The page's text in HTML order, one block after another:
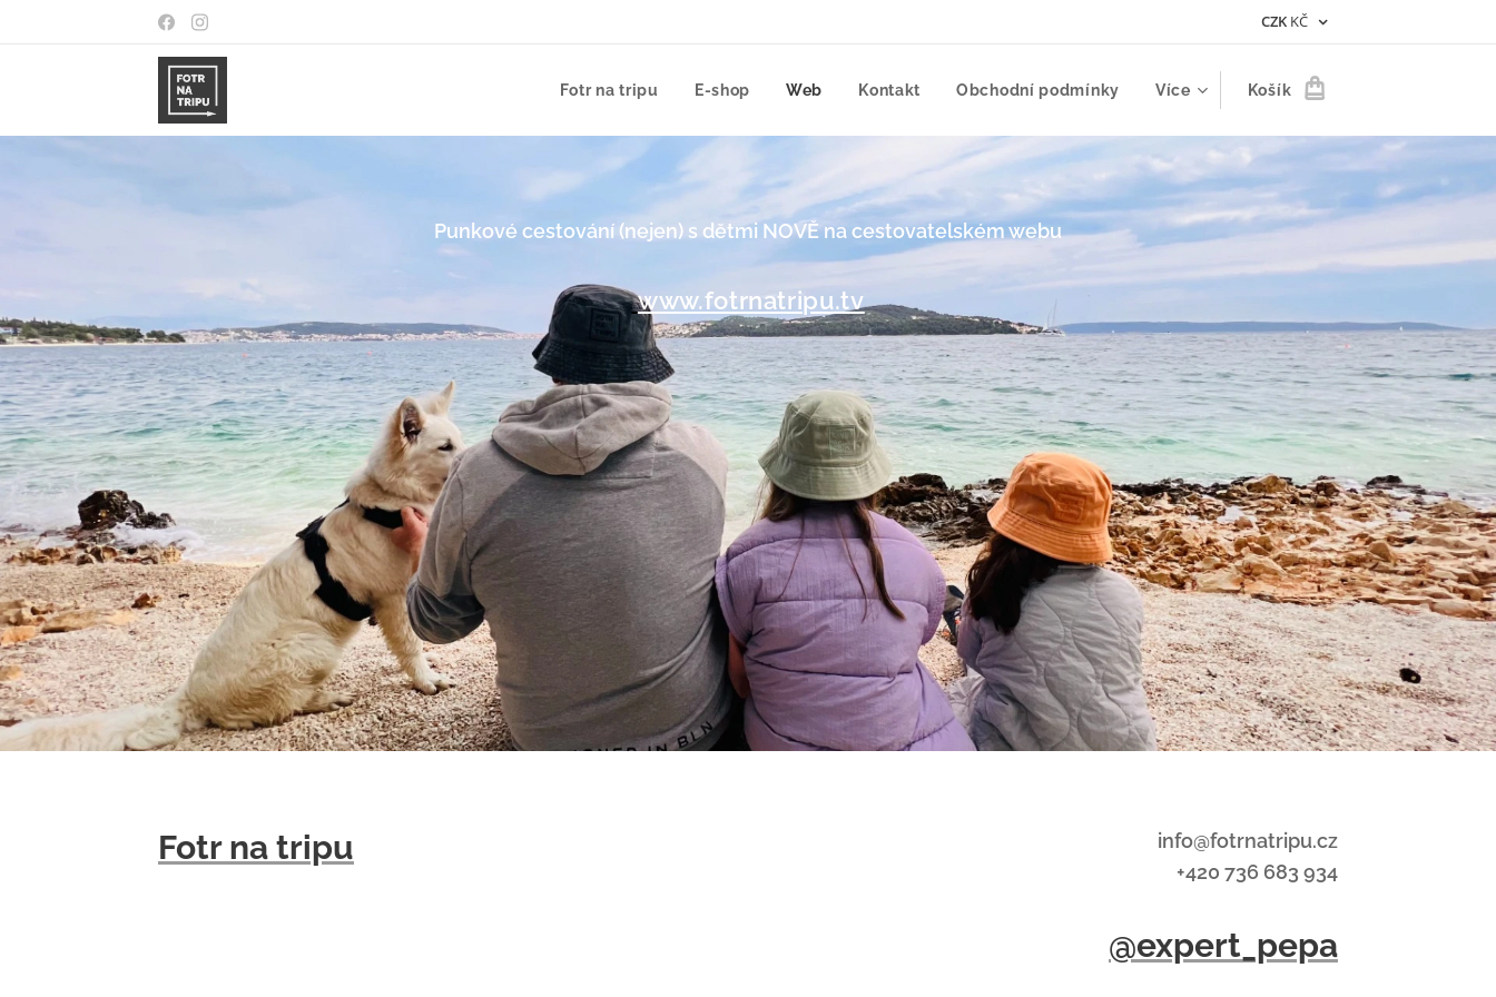
CZK KČ
Fotr na tripu E-shop Web Kontakt Obchodní podmínky Více Košík
Punkové cestování (nejen) s dětmi NOVĚna cestovatelském webu
www.fotrnatripu.tv
Fotr na tripu
info@fotrnatripu.cz
+420 736 683 934
@expert_pepa